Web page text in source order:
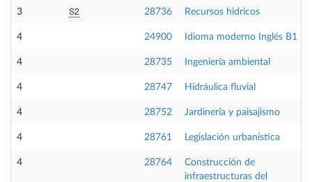
3 S2 28736 Recursos hidricos
4 24900 Idioma moderno Inglés B1
4 28735 Ingeniería ambiental
4 28747 Hidráulica fluvial
4 28752 Jardinería y paisajismo
4 28761 Legislación urbanística
4 28764
Construcción de
infraestructuras del